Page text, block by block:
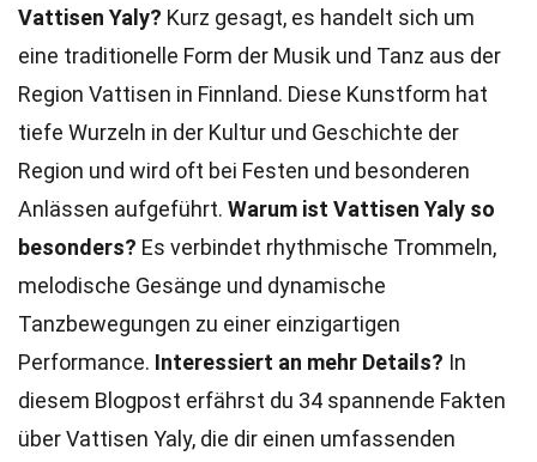
Vattisen Yaly? Kurz gesagt, es handelt sich um
eine traditionelle Form der Musik und Tanz aus der
Region Vattisen in Finnland. Diese Kunstform hat
tiefe Wurzeln in der Kultur und Geschichte der
Region und wird oft bei Festen und besonderen
Anlässen aufgeführt. Warum ist Vattisen Yaly so
besonders? Es verbindet rhythmische Trommeln,
melodische Gesänge und dynamische
Tanzbewegungen zu einer einzigartigen
Performance. Interessiert an mehr Details? In
diesem Blogpost erfährst du 34 spannende Fakten
über Vattisen Yaly, die dir einen umfassenden